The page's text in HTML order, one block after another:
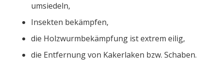
umsiedeln,
Insekten bekämpfen,
die Holzwurmbekämpfung ist extrem eilig,
die Entfernung von Kakerlaken bzw. Schaben.